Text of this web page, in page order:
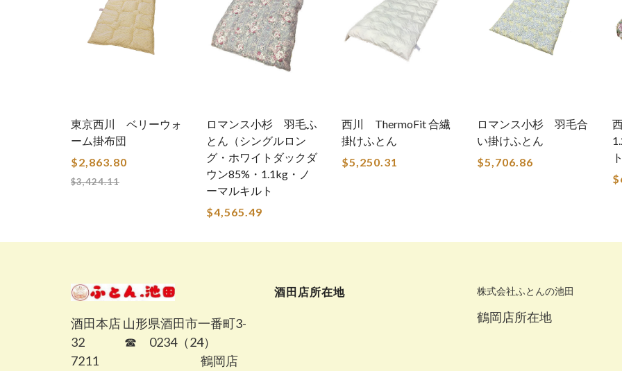
東京西川 ベリーウォ
ーム掛布団
$2,863.80
$3,424.11
ロマンス小杉 羽毛ふ
とん（シングルロン
グ・ホワイトダックダ
ウン85%・1.1kg・ノ
ーマルキルト
$4,565.49
西川 ThermoFit 合繊
掛けふとん
$5,250.31
ロマンス小杉 羽毛合
い掛けふとん
$5,706.86
ト
酒田本店 山形県酒田市一番町3-
32 ☎ 0234（24）
7211 鶴岡店
酒田店所在地 株式会社ふとんの池田
鶴岡店所在地